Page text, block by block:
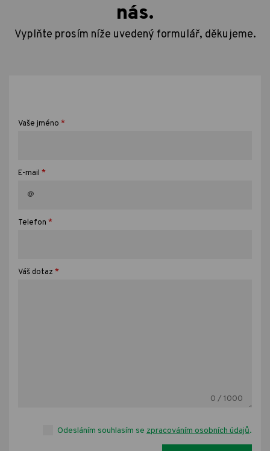
nás.
Vyplňte prosím níže uvedený formulář, děkujeme.
Vaše jméno *
E-mail *
Telefon *
Váš dotaz *
0 / 1000
Odesláním souhlasím se zpracováním osobních údajů.